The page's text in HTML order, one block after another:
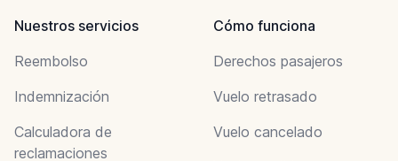
Nuestros servicios
Reembolso
Indemnización
Calculadora de
reclamaciones
Cómo funciona
Derechos pasajeros
Vuelo retrasado
Vuelo cancelado